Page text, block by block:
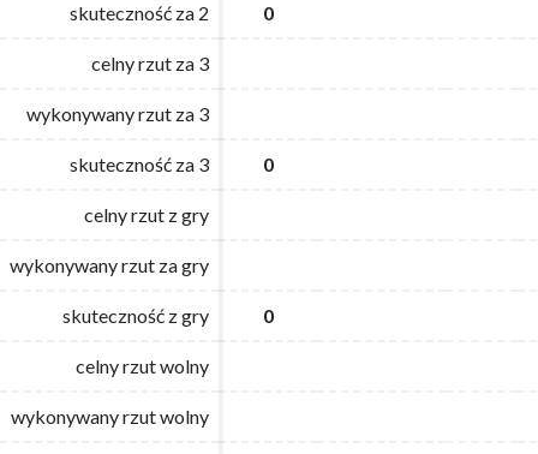
skuteczność za 2 0
celny rzut za 3
wykonywany rzut za 3
skuteczność za 3 0
celny rzut z gry
wykonywany rzut za gry
skuteczność z gry 0
celny rzut wolny
wykonywany rzut wolny
skuteczność za 2 0
celny rzut za 3
wykonywany rzut za 3
skuteczność za 3 0
celny rzut z gry
wykonywany rzut za gry
skuteczność z gry 0
celny rzut wolny
wykonywany rzut wolny